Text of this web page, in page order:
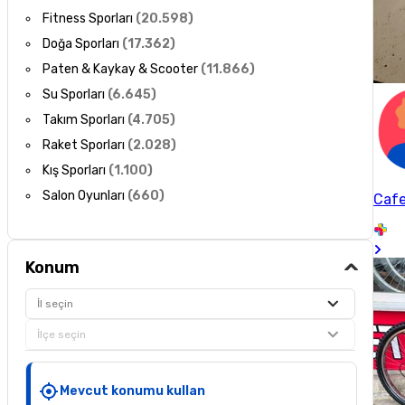
Fitness Sporları (20.598)
Doğa Sporları (17.362)
Paten & Kaykay & Scooter (11.866)
Su Sporları (6.645)
Takım Sporları (4.705)
Raket Sporları (2.028)
Kış Sporları (1.100)
Salon Oyunları (660)
Konum
İl seçin
İlçe seçin
Mevcut konumu kullan